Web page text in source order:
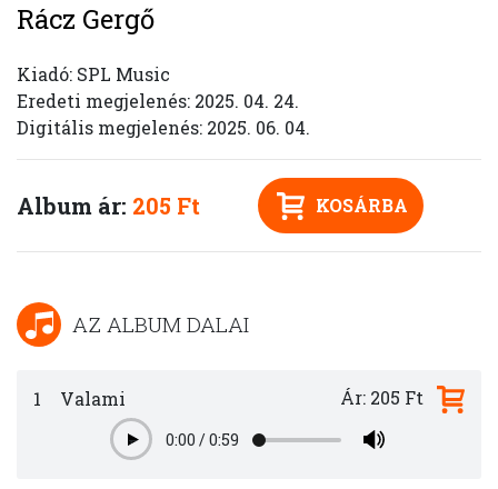
Rácz Gergő
Kiadó: SPL Music
Eredeti megjelenés: 2025. 04. 24.
Digitális megjelenés: 2025. 06. 04.
Album ár: 205 Ft KOSÁRBA
AZ ALBUM DALAI
1 Valami
Play0:00 /0:59
Ár: 205 Ft